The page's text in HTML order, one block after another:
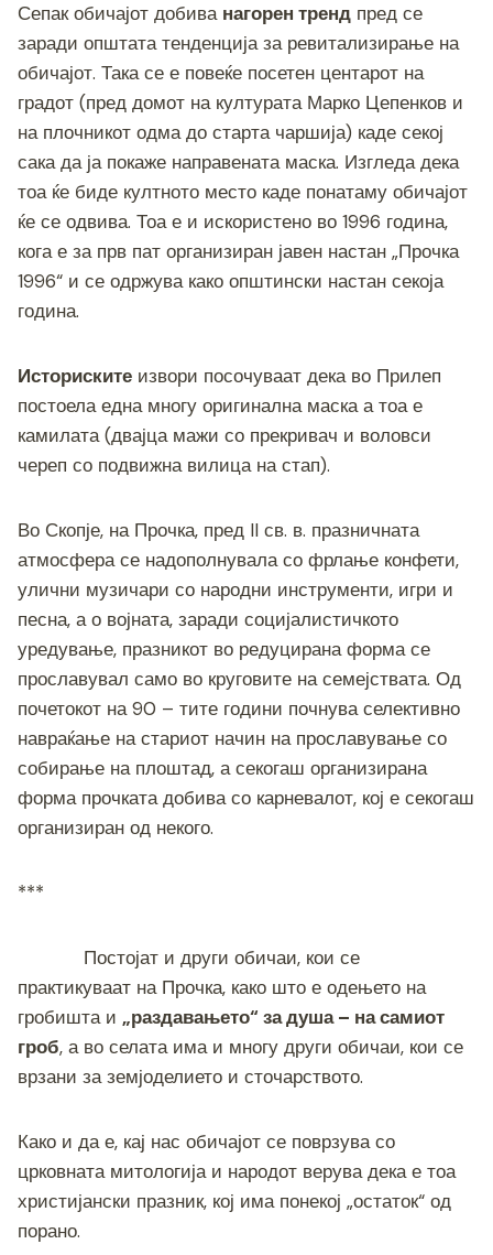
Сепак обичајот добива нагорен тренд пред се
заради општата тенденција за ревитализирање на
обичајот. Така се е повеќе посетен центарот на
градот (пред домот на културата Марко Цепенков и
на плочникот одма до старта чаршија) каде секој
сака да ја покаже направената маска. Изгледа дека
тоа ќе биде култното место каде понатаму обичајот
ќе се одвива. Тоа е и искористено во 1996 година,
кога е за прв пат организиран јавен настан „Прочка
1996“ и се одржува како општински настан секоја
година.
Историските извори посочуваат дека во Прилеп
постоела една многу оригинална маска а тоа е
камилата (двајца мажи со прекривач и воловси
череп со подвижна вилица на стап).
Во Скопје, на Прочка, пред II св. в. празничната
атмосфера се надополнувала со фрлање конфети,
улични музичари со народни инструменти, игри и
песна, а о војната, заради социјалистичкото
уредување, празникот во редуцирана форма се
прославувал само во круговите на семејствата. Од
почетокот на 90 – тите години почнува селективно
навраќање на стариот начин на прославување со
собирање на плоштад, а секогаш организирана
форма прочката добива со карневалот, кој е секогаш
организиран од некого.
***
Постојат и други обичаи, кои се
практикуваат на Прочка, како што е одењето на
гробишта и „раздавањето“ за душа – на самиот
гроб, а во селата има и многу други обичаи, кои се
врзани за земјоделието и сточарството.
Како и да е, кај нас обичајот се поврзува со
црковната митологија и народот верува дека е тоа
христијански празник, кој има понекој „остаток“ од
порано.